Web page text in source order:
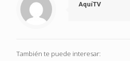
AquíTV
También te puede interesar: